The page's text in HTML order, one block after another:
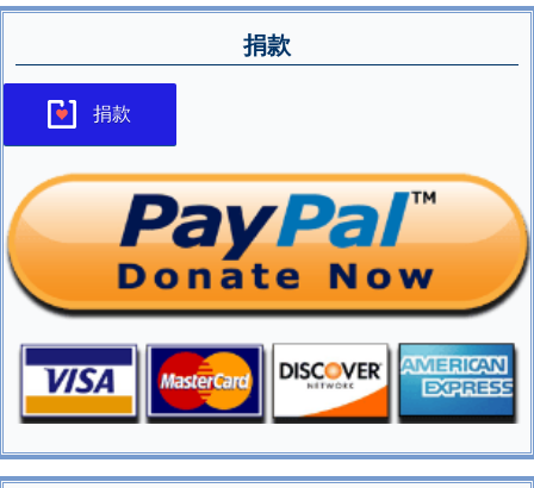
捐款
捐款